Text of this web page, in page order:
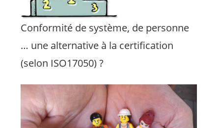
Conformité de système, de personne
… une alternative à la certification
(selon ISO17050) ?